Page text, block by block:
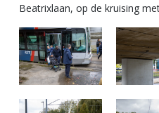
Beatrixlaan, op de kruising